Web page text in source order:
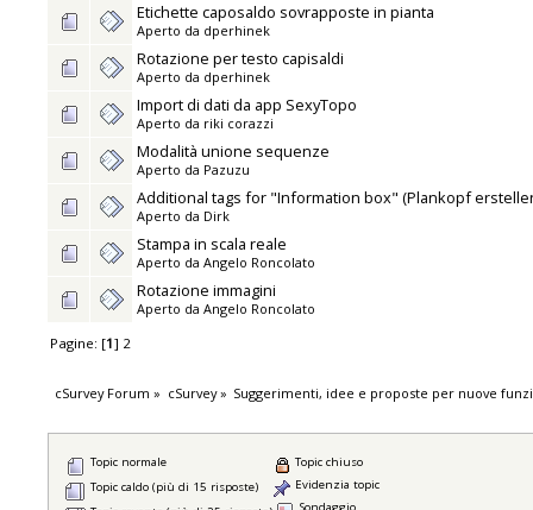
Etichette caposaldo sovrapposte in pianta
Aperto da dperhinek
Rotazione per testo capisaldi
Aperto da dperhinek
Import di dati da app SexyTopo
Aperto da riki corazzi
Modalità unione sequenze
Aperto da Pazuzu
Additional tags for "Information box" (Plankopf
Aperto da Dirk
Stampa in scala reale
Aperto da Angelo Roncolato
Rotazione immagini
Aperto da Angelo Roncolato
Pagine: [1] 2
cSurvey Forum » cSurvey» Suggerimenti, idee e proposte per nuove
Topic normale
Topic caldo (più di 15 risposte)
Topic chiuso
Evidenzia topic
Sondaggio